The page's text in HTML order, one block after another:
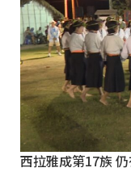
西拉雅成第17族